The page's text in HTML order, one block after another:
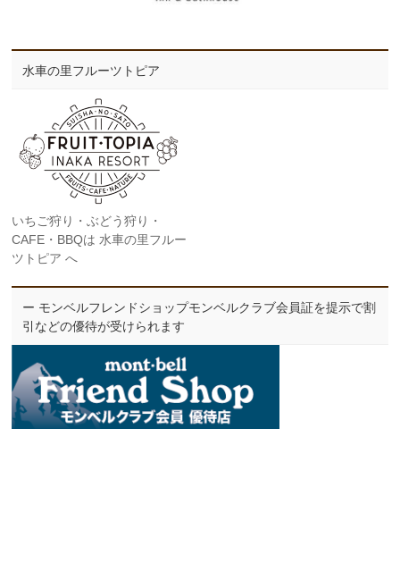
水車の里フルーツトピア
いちご狩り・ぶどう狩り・
CAFE・BBQは 水車の里フルー
ツトピア へ
ー モンベルフレンドショップモンベルクラブ会員証を提示で割
引などの優待が受けられます